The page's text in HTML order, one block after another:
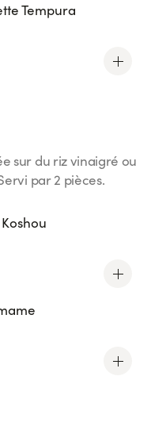
Tempura
sur du riz vinaigré ou
par 2 pièces.